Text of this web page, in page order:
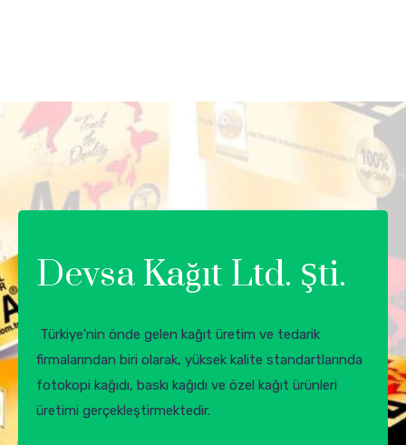
Devsa Kağıt Ltd. Şti.
Türkiye'nin önde gelen kağıt üretim ve tedarik
firmalarından biri olarak, yüksek kalite standartlarında
fotokopi kağıdı, baskı kağıdı ve özel kağıt ürünleri
üretimi gerçekleştirmektedir.